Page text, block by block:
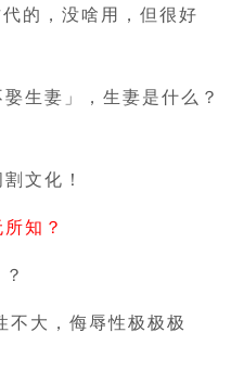
的，没啥用，但很好
生妻」，生妻是什么？
文化！
知？
大，侮辱性极极极